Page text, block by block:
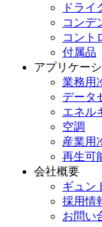
ドライ
コンデ
コント
付属品
アプリケー
業務用
データ
エネル
空調
産業用
再生可
会社概要
ギュン
採用情
お問い